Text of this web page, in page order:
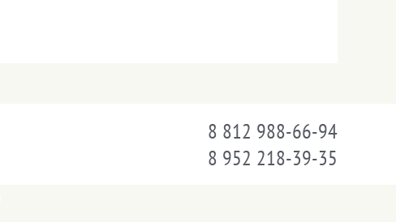
8 812 988-66-94
8 952 218-39-35